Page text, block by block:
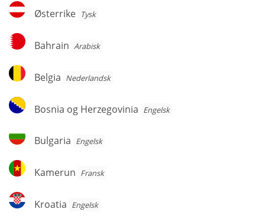
Østerrike
Østerrike Tysk
Bahrain
Bahrain Arabisk
Belgia
Belgia Nederlandsk
Bosnia
og
Bosnia og Herzegovinia Engelsk
Bulgaria
Bulgaria Engelsk
Kamerun
Kamerun Fransk
Kroatia
Kroatia Engelsk